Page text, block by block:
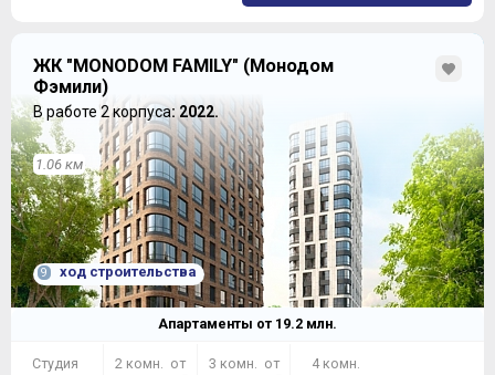
ЖК "MONODOM FAMILY" (Монодом
Фэмили)
В работе 2 корпуса: 2022.
1.06 км
9 ход строительства
Апартаменты от 19.2 млн.
Студия
2 комн. от
3 комн. от
4 комн.